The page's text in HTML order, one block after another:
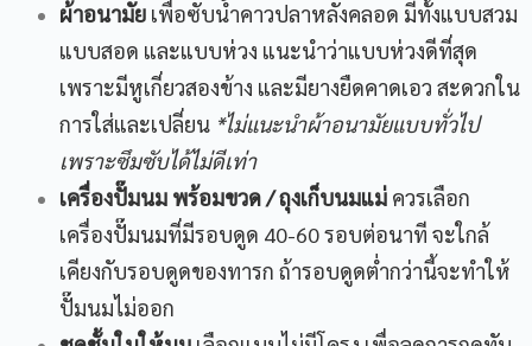
ผ้าอนามัย เพื่อซับน้ำคาวปลาหลังคลอด มีทั้งแบบสวม
แบบสอด และแบบห่วง แนะนำว่าแบบห่วงดีที่สุด
เพราะมีหูเกี่ยวสองข้าง และมียางยืดคาดเอว สะดวกใน
การใส่และเปลี่ยน *ไม่แนะนำผ้าอนามัยแบบทั่วไป
เพราะซึมซับได้ไม่ดีเท่า
เครื่องปั๊มนม พร้อมขวด/ถุงเก็บนมแม่ ควรเลือก
เครื่องปั๊มนมที่มีรอบดูด 40-60 รอบต่อนาที จะใกล้
เคียงกับรอบดูดของทารก ถ้ารอบดูดต่ำกว่านี้จะทำให้
ปั๊มนมไม่ออก